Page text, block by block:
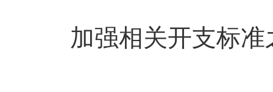
加强相关开支标准